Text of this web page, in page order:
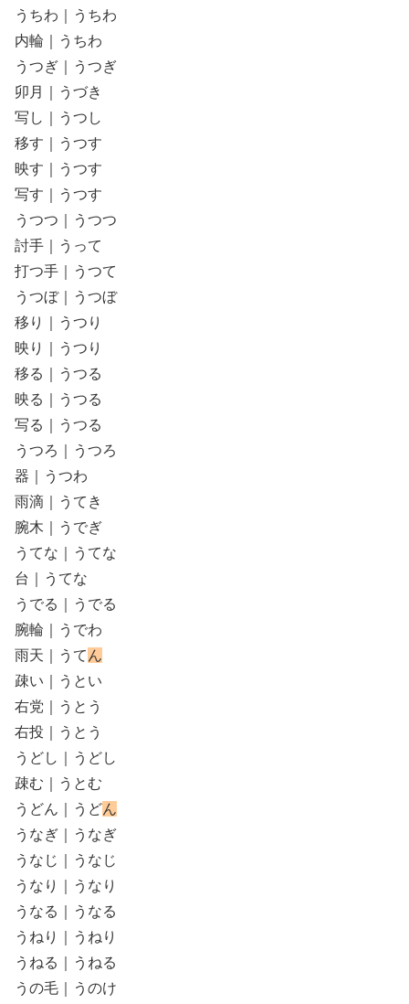
うちわ｜うちわ
内輪｜うちわ
うつぎ｜うつぎ
卯月｜うづき
写し｜うつし
移す｜うつす
映す｜うつす
写す｜うつす
うつつ｜うつつ
討手｜うって
打つ手｜うつて
うつぼ｜うつぼ
移り｜うつり
映り｜うつり
移る｜うつる
映る｜うつる
写る｜うつる
うつろ｜うつろ
器｜うつわ
雨滴｜うてき
腕木｜うでぎ
うてな｜うてな
台｜うてな
うでる｜うでる
腕輪｜うでわ
雨天｜うて ん
疎い｜うとい
右党｜うとう
右投｜うとう
うどし｜うどし
疎む｜うとむ
うどん｜うどん
うなぎ｜うなぎ
うなじ｜うなじ
うなり｜うなり
うなる｜うなる
うねり｜うねり
うねる｜うねる
うの毛｜うのけ